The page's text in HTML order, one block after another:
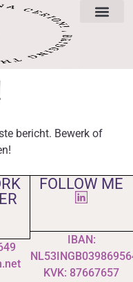
bericht. Bewerk of
FOLLOW ME
IBAN:
KVK: 87667657